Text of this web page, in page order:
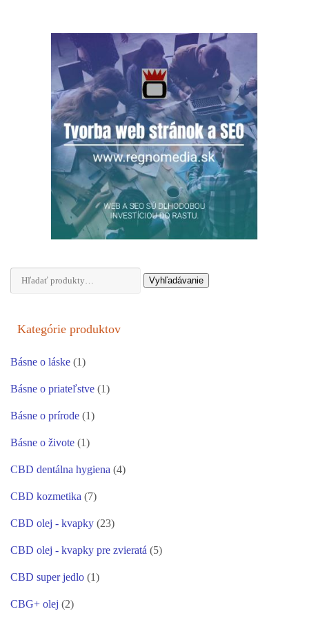
Hľadať: Vyhľadávanie
Kategórie produktov
Básne o láske (1)
Básne o priateľstve (1)
Básne o prírode (1)
Básne o živote (1)
CBD dentálna hygiena (4)
CBD kozmetika (7)
CBD olej - kvapky (23)
CBD olej - kvapky pre zvieratá (5)
CBD super jedlo (1)
CBG+ olej (2)